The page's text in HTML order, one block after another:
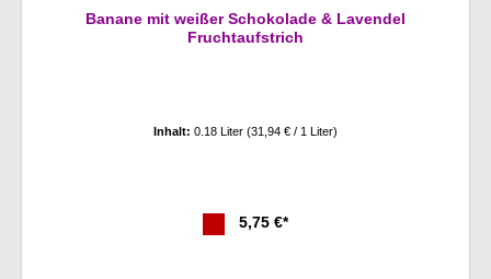
Banane mit weißer Schokolade & Lavendel
Fruchtaufstrich
Inhalt: 0.18 Liter (31,94 € / 1 Liter)
5,75 €*